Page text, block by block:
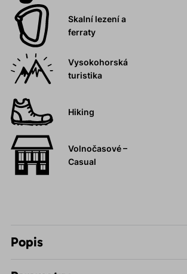
Skalní lezení a
ferraty
Vysokohorská
turistika
Hiking
Volnočasové –
Casual
Popis